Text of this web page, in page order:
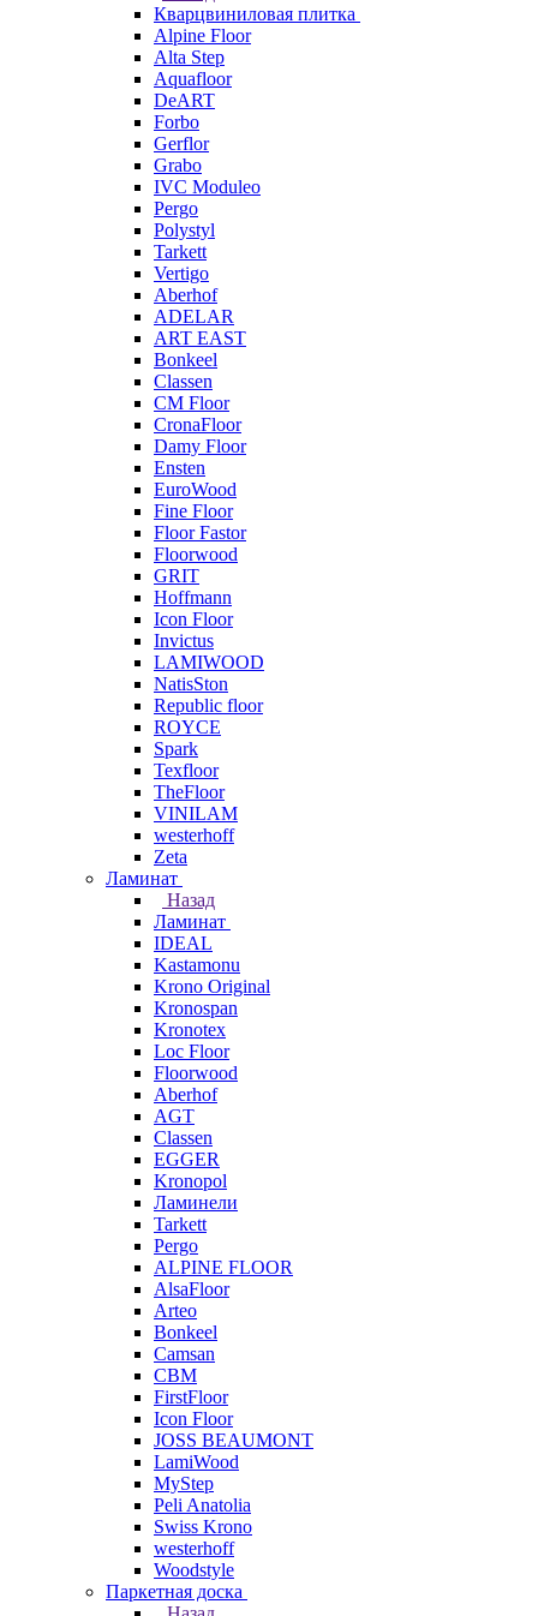
Кварцвиниловая плитка
Alpine Floor
Alta Step
Aquafloor
DeART
Forbo
Gerflor
Grabo
IVC Moduleo
Pergo
Polystyl
Tarkett
Vertigo
Aberhof
ADELAR
ART EAST
Bonkeel
Classen
CM Floor
CronaFloor
Damy Floor
Ensten
EuroWood
Fine Floor
Floor Fastor
Floorwood
GRIT
Hoffmann
Icon Floor
Invictus
LAMIWOOD
NatisSton
Republic floor
ROYCE
Spark
Texfloor
TheFloor
VINILAM
westerhoff
Zeta
Ламинат
Назад
Ламинат
IDEAL
Kastamonu
Krono Original
Kronospan
Kronotex
Loc Floor
Floorwood
Aberhof
AGT
Classen
EGGER
Kronopol
Ламинели
Tarkett
Pergo
ALPINE FLOOR
AlsaFloor
Arteo
Bonkeel
Camsan
CBM
FirstFloor
Icon Floor
JOSS BEAUMONT
LamiWood
MyStep
Peli Anatolia
Swiss Krono
westerhoff
Woodstyle
Паркетная доска